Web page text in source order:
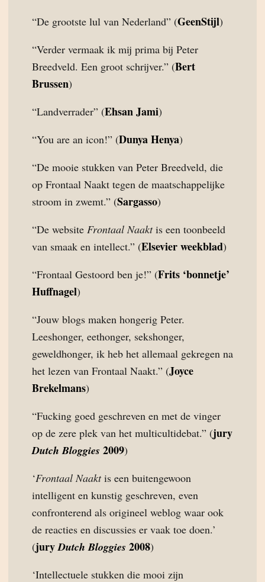
“De grootste lul van Nederland” (GeenStijl)
“Verder vermaak ik mij prima bij Peter
Breedveld. Een groot schrijver.” (Bert
Brussen)
“Landverrader” (Ehsan Jami)
“You are an icon!” (Dunya Henya)
“De mooie stukken van Peter Breedveld, die
op Frontaal Naakt tegen de maatschappelijke
stroom in zwemt.” (Sargasso)
“De website Frontaal Naaktis een toonbeeld
van smaak en intellect.” (Elsevier weekblad)
“Frontaal Gestoord ben je!” (Frits ‘bonnetje’
Huffnagel)
“Jouw blogs maken hongerig Peter.
Leeshonger, eethonger, sekshonger,
geweldhonger, ik heb het allemaal gekregen na
het lezen van Frontaal Naakt.” (Joyce
Brekelmans)
“Fucking goed geschreven en met de vinger
op de zere plek van het multicultidebat.” (jury
Dutch Bloggies 2009)
‘Frontaal Naaktis een buitengewoon
intelligent en kunstig geschreven, even
confronterend als origineel weblog waar ook
de reacties en discussies er vaak toe doen.’
(juryDutch Bloggies 2008)
‘Intellectuele stukken die mooi zijn